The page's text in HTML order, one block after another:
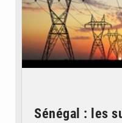
Sénégal : les